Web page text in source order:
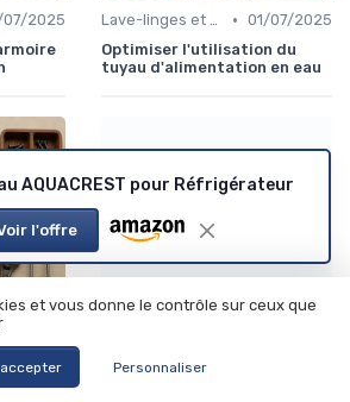
2025
Lave-linges et Sèche-linges • 01/07/2025
Optimiser l'utilisation du
tuyau d'alimentation en eau
2026
Ce que vous devez
savoir...
Lave-linges et Sèche-linges
AQUACREST pour Réfrigérateur
l'offre
et vous donne le contrôle sur ceux que
Personnaliser